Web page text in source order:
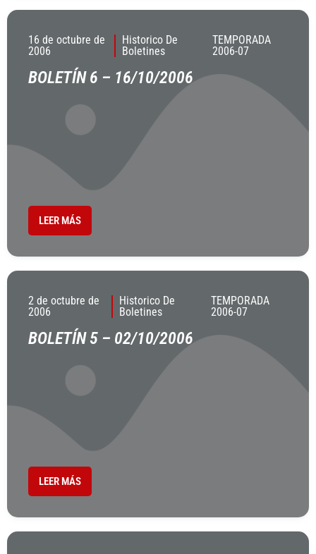
16 de octubre de
2006
Historico De
Boletines
TEMPORADA
2006-07
BOLETÍN 6 – 16/10/2006
LEER MÁS
2 de octubre de
2006
Historico De
Boletines
TEMPORADA
2006-07
BOLETÍN 5 – 02/10/2006
LEER MÁS